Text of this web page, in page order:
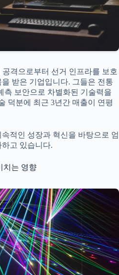
격으로부터 선거 인프라를 보호
받은 기업입니다. 그들은 전통
측 보안으로 차별화된 기술력을
덕분에 최근 3년간 매출이 연평
적인 성장과 혁신을 바탕으로 엄
고 있습니다.
치는 영향